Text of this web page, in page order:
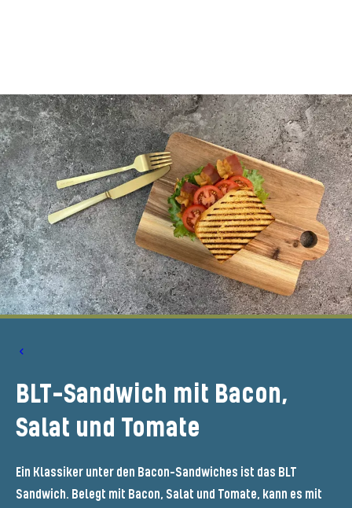
BLT-Sandwich mit Bacon,
Salat und Tomate
Ein Klassiker unter den Bacon-Sandwiches ist das BLT
Sandwich. Belegt mit Bacon, Salat und Tomate, kann es mit